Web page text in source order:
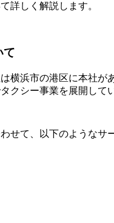
詳しく解説します。
て
横浜市の港区に本社が
クシー事業を展開して
せて、以下のようなサ